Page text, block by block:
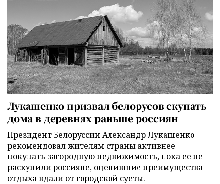
Лукашенко призвал белорусов скупать
дома в деревнях раньше россиян
Президент Белоруссии Александр Лукашенко
рекомендовал жителям страны активнее
покупать загородную недвижимость, пока ее не
раскупили россияне, оценившие преимущества
отдыха вдали от городской суеты.